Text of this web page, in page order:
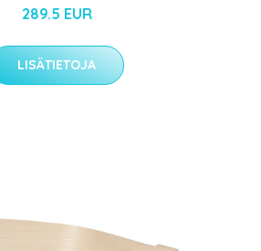
289.5 EUR
LISÄTIETOJA